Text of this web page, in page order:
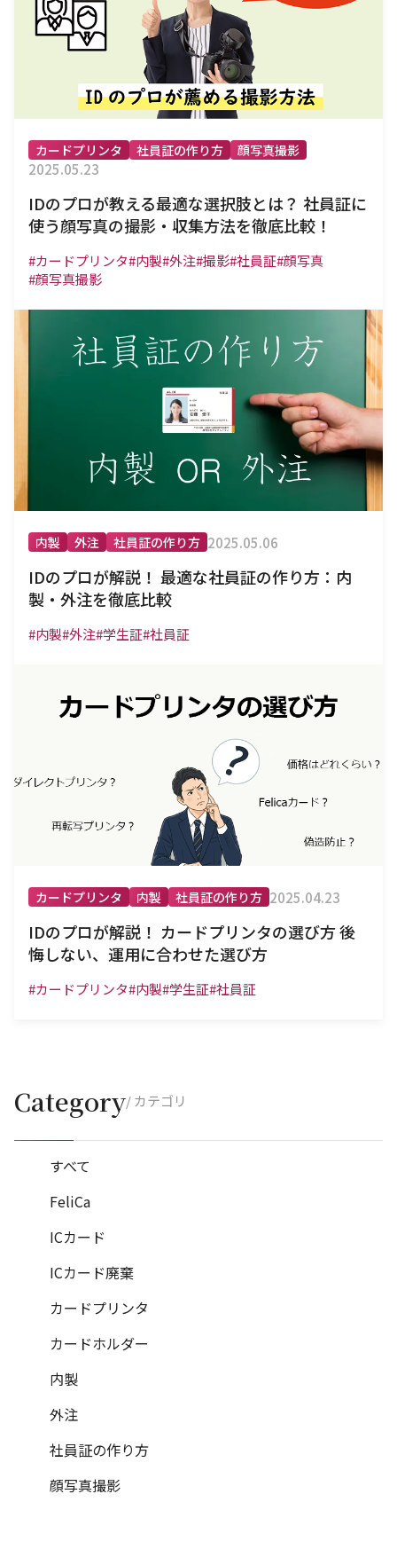
カードプリンタ 社員証の作り方 顔写真撮影
2025.05.23
IDのプロが教える最適な選択肢とは？ 社員証に
使う顔写真の撮影・収集方法を徹底比較！
#カードプリンタ#内製#外注#撮影#社員証#顔写真
#顔写真撮影
内製 外注 社員証の作り方 2025.05.06
IDのプロが解説！ 最適な社員証の作り方：内
製・外注を徹底比較
#内製#外注#学生証#社員証
カードプリンタ 内製 社員証の作り方 2025.04.23
IDのプロが解説！ カードプリンタの選び方 後
悔しない、運用に合わせた選び方
#カードプリンタ#内製#学生証#社員証
Category/ カテゴリ
すべて
FeliCa
ICカード
ICカード廃棄
カードプリンタ
カードホルダー
内製
外注
社員証の作り方
顔写真撮影